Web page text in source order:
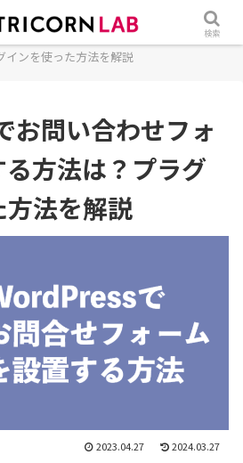
WordPressでお問い合わせフォ
インを使った方法を解説
問い合わせフォ
方法は？プラグ
法を解説
2023.04.27 2024.03.27
検索